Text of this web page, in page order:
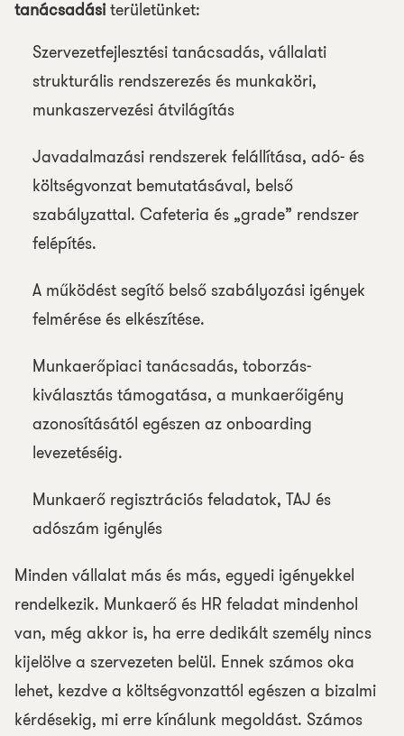
tanácsadásiterületünket:
Szervezetfejlesztési tanácsadás, vállalati
strukturális rendszerezés és munkaköri,
munkaszervezési átvilágítás
Javadalmazási rendszerek felállítása, adó- és
költségvonzat bemutatásával, belső
szabályzattal. Cafeteria és „grade” rendszer
felépítés.
A működést segítő belső szabályozási igények
felmérése és elkészítése.
Munkaerőpiaci tanácsadás, toborzás-
kiválasztás támogatása, a munkaerőigény
azonosításától egészen az onboarding
levezetéséig.
Munkaerő regisztrációs feladatok, TAJ és
adószám igénylés
Minden vállalat más és más, egyedi igényekkel
rendelkezik. Munkaerő és HR feladat mindenhol
van, még akkor is, ha erre dedikált személy nincs
kijelölve a szervezeten belül. Ennek számos oka
lehet, kezdve a költségvonzattól egészen a bizalmi
kérdésekig, mi erre kínálunk megoldást. Számos